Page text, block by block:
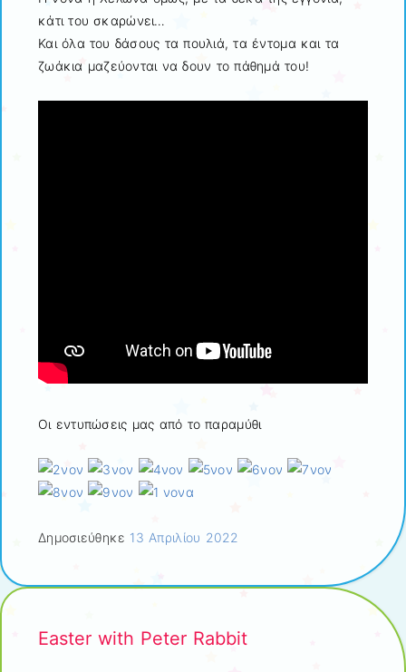
κάτι του σκαρώνει…
Και όλα του δάσους τα πουλιά, τα έντομα και τα
ζωάκια μαζεύονται να δουν το πάθημά του!
Οι εντυπώσεις μας από το παραμύθι
Δημοσιεύθηκε 13 Απριλίου 2022
Easter with Peter Rabbit